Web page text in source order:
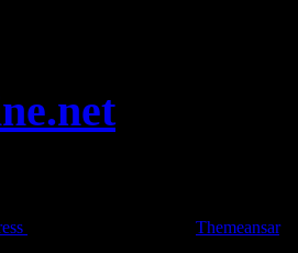
Themeansar.